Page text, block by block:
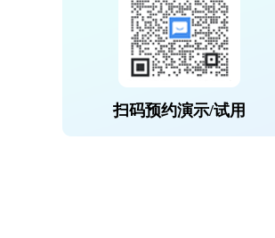
扫码预约演示/试用